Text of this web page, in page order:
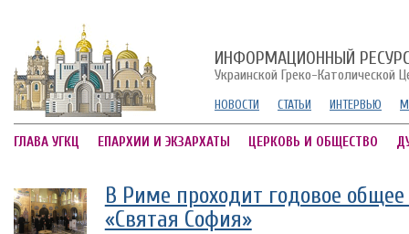
ИНФОРМАЦИОННЫЙ
Украинской Греко-Католической
НОВОСТИ СТАТЬИ ИНТЕРВЬЮ
ГЛАВА УГКЦ ЕПАРХИИ И ЭКЗАРХАТЫ ЦЕРКОВЬ И ОБЩЕСТВО
В Риме проходит годовое
«Святая София»